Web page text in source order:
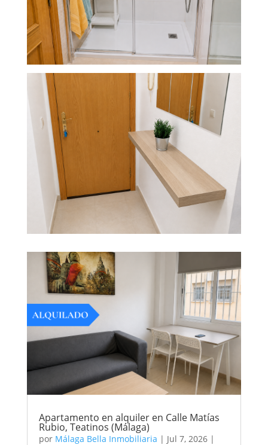
Apartamento en alquiler en Calle Matías
Rubio, Teatinos (Málaga)
por Málaga Bella Inmobiliaria | Jul 7, 2026|